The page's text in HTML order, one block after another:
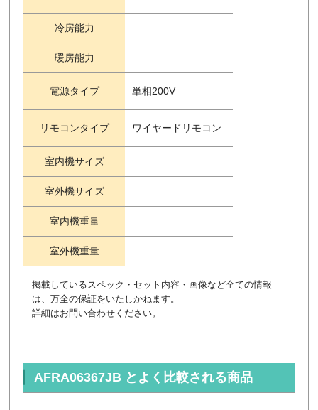
冷房能力
暖房能力
電源タイプ 単相200V
リモコンタイプ ワイヤードリモコン
室内機サイズ
室外機サイズ
室内機重量
室外機重量
掲載しているスペック・セット内容・画像など全ての情報
は、万全の保証をいたしかねます。
詳細はお問い合わせください。
AFRA06367JB とよく比較される商品